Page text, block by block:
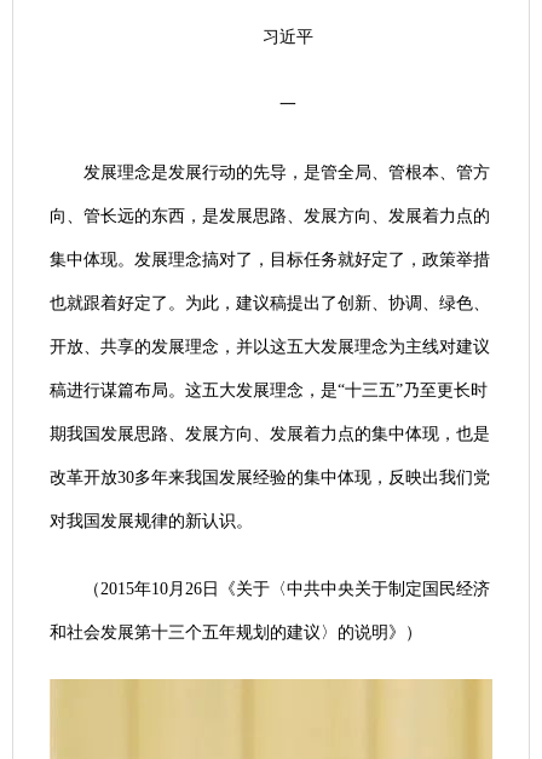
习近平
一
发展理念是发展行动的先导，是管全局、管根本、管方
向、管长远的东西，是发展思路、发展方向、发展着力点的
集中体现。发展理念搞对了，目标任务就好定了，政策举措
也就跟着好定了。为此，建议稿提出了创新、协调、绿色、
开放、共享的发展理念，并以这五大发展理念为主线对建议
稿进行谋篇布局。这五大发展理念，是“十三五”乃至更长时
期我国发展思路、发展方向、发展着力点的集中体现，也是
改革开放30多年来我国发展经验的集中体现，反映出我们党
对我国发展规律的新认识。
（2015年10月26日《关于〈中共中央关于制定国民经济
和社会发展第十三个五年规划的建议〉的说明》）